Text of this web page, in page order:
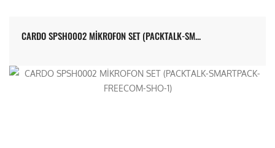
CARDO SPSH0002 MİKROFON SET (PACKTALK-SM...